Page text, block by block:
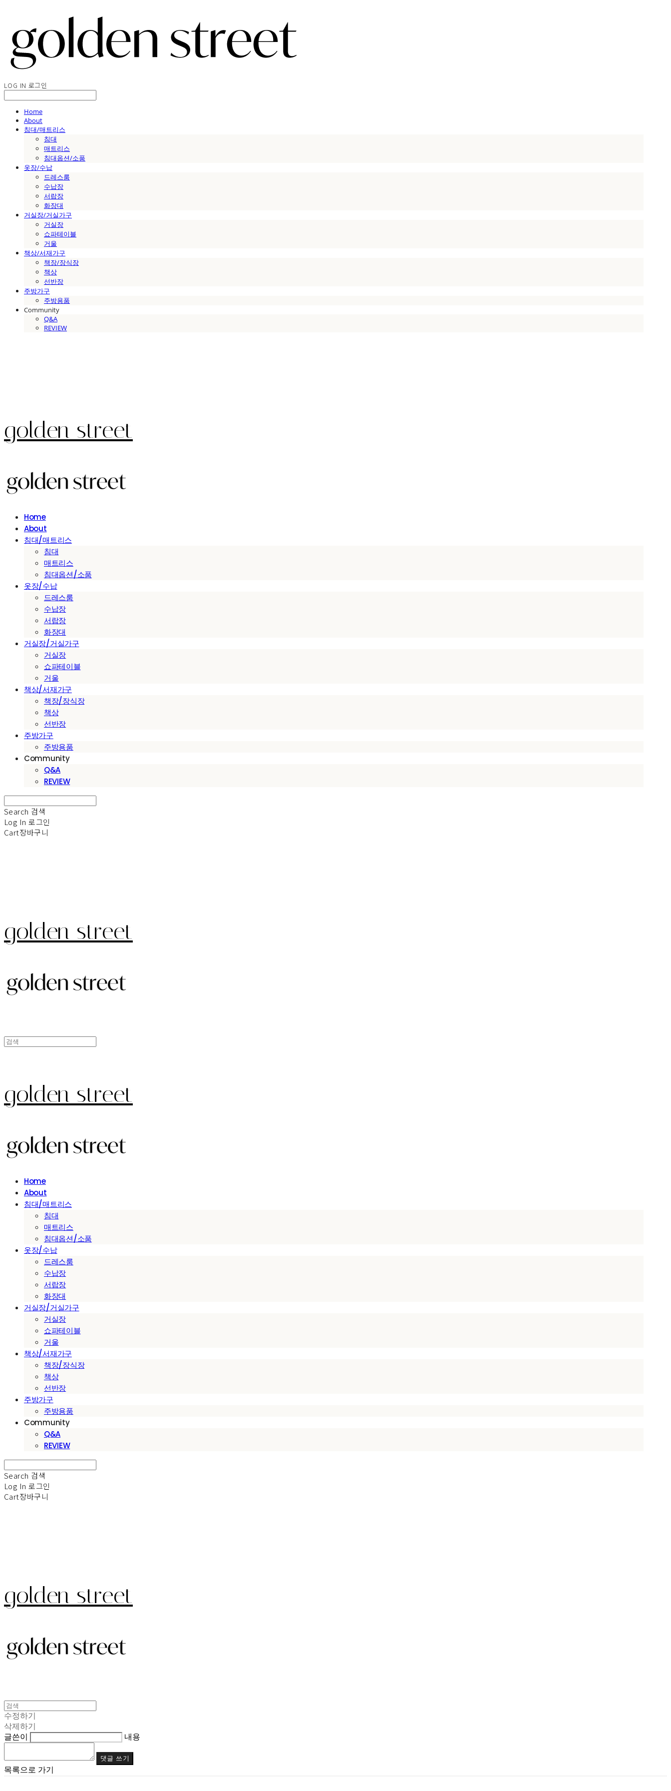
LOG IN 로그인
Home
About
침대/매트리스
침대
매트리스
침대옵션/소품
옷장/수납
드레스룸
수납장
서랍장
화장대
거실장/거실가구
거실장
쇼파테이블
거울
책상/서재가구
책장/장식장
책상
선반장
주방가구
주방용품
Community
Q&A
REVIEW
golden street
Home
About
침대/매트리스
침대
매트리스
침대옵션/소품
옷장/수납
드레스룸
수납장
서랍장
화장대
거실장/거실가구
거실장
쇼파테이블
거울
책상/서재가구
책장/장식장
책상
선반장
주방가구
주방용품
Community
Q&A
REVIEW
Search 검색
Log In 로그인
Cart장바구니
golden street
golden street
Home
About
침대/매트리스
침대
매트리스
침대옵션/소품
옷장/수납
드레스룸
수납장
서랍장
화장대
거실장/거실가구
거실장
쇼파테이블
거울
책상/서재가구
책장/장식장
책상
선반장
주방가구
주방용품
Community
Q&A
REVIEW
Search 검색
Log In 로그인
Cart장바구니
golden street
수정하기
삭제하기
글쓴이
내용
댓글 쓰기
목록으로 가기